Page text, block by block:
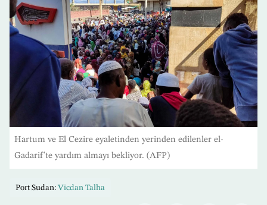
Hartum ve El Cezire eyaletinden yerinden edilenler el-
Gadarif'te yardım almayı bekliyor. (AFP)
Port Sudan: Vicdan Talha